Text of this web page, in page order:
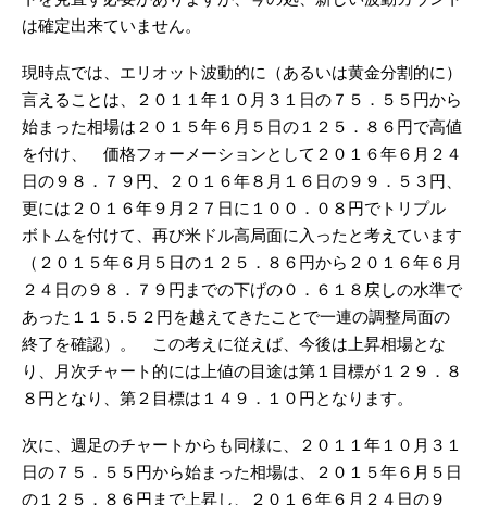
は確定出来ていません。
現時点では、エリオット波動的に（あるいは黄金分割的に）
言えることは、２０１１年１０月３１日の７５．５５円から
始まった相場は２０１５年６月５日の１２５．８６円で高値
を付け、 価格フォーメーションとして２０１６年６月２４
日の９８．７９円、２０１６年８月１６日の９９．５３円、
更には２０１６年９月２７日に１００．０８円でトリプル
ボトムを付けて、再び米ドル高局面に入ったと考えています
（２０１５年６月５日の１２５．８６円から２０１６年６月
２４日の９８．７９円までの下げの０．６１８戻しの水準で
あった１１５.５２円を越えてきたことで一連の調整局面の
終了を確認）。 この考えに従えば、今後は上昇相場とな
り、月次チャート的には上値の目途は第１目標が１２９．８
８円となり、第２目標は１４９．１０円となります。
次に、週足のチャートからも同様に、２０１１年１０月３１
日の７５．５５円から始まった相場は、２０１５年６月５日
の１２５．８６円まで上昇し、２０１６年６月２４日の９